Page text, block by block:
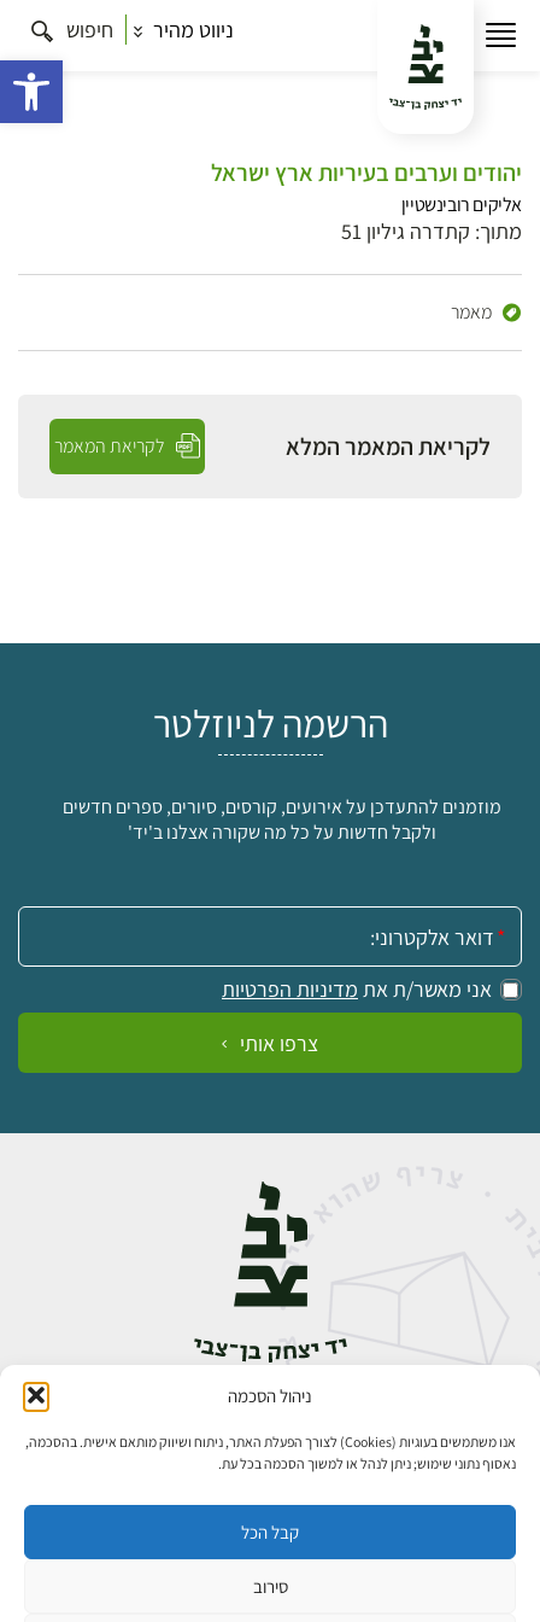
ניהול הסכמה
אנו משתמשים בעוגיות (Cookies) לצורך הפעלת האתר, ניתוח ושיווק מותאם אישית. בהסכמה,
נאסוף נתוני שימוש; ניתן לנהל או למשוך הסכמה בכל עת.
קבל הכל
סירוב
ניווט מהיר חיפוש
יהודים וערבים בעיריות ארץ ישראל
אליקים רובינשטיין
מתוך: קתדרה גיליון 51
מאמר
לקריאת המאמר המלא לקריאת המאמר
הרשמה לניוזלטר
מוזמנים להתעדכן על אירועים, קורסים, סיורים, ספרים חדשים
ולקבל חדשות על כל מה שקורה אצלנו ב'יד'
אימייל:
אני מאשר/ת את מדיניות הפרטיות
צרפו אותי
אבן גבירול 14, רחביה, ירושלים